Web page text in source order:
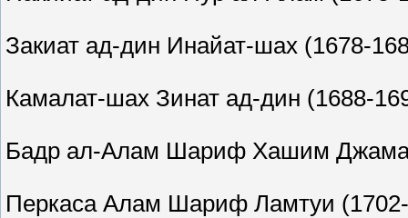
Закиат ад-дин Инайат-шах (1678-
Камалат-шах Зинат ад-дин (1688-
Бадр ал-Алам Шариф Хашим
Перкаса Алам Шариф Ламтуи